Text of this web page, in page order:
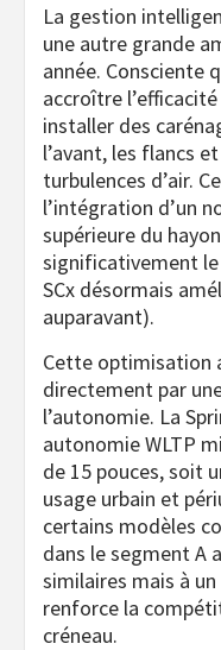
La gestion
une autre grande
année. Consciente
accroître
installer des
l’avant, les flancs
turbulences d’air.
l’intégration d’un
supérieure du
significativement
SCx désormais
auparavant).
Cette optimisation
directement par
l’autonomie. La
autonomie WLTP
de 15 pouces, soit
usage urbain et
certains modèles
dans le segment A
similaires mais à
renforce la
créneau.